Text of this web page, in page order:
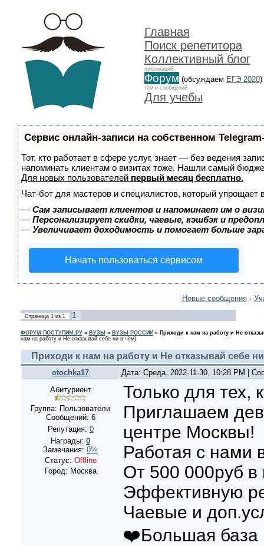
Главная
Поиск репетитора
Коллективный блог
публикаций
Форум (обсуждаем ЕГЭ 2020)
тем и сообщений
Для учебы
Сервис онлайн-записи на собственном
Тот, кто работает в сфере услуг, знает — без ведения
напоминать клиентам о визитах тоже. Нашли самый
Для новых пользователей первый месяц бесплатно.
Чат-бот для мастеров и специалистов, который упрощает
— Сам записывает клиентов и напоминает им о
— Персонализирует скидки, чаевые, кэшбэк и
— Увеличивает доходимость и помогает больше
Начать пользоваться сервисом
Новые сообщения·
Страница 1из 1 1
ФОРУМ ПОСТУПИМ.РУ» ВУЗЫ » ВУЗЫ РОССИИ » Приходи к нам на работу и Не
нам на работу и Не отказывай себе ни в чём)
Приходи к нам на работу и Не отказывай себе
otochka17
Дата: Среда, 2022-11-30, 10:28 PM |
Абитуриент
Группа: Пользователи
Сообщений: 6
Репутация: 0
Награды: 0
Замечания: 0%
Статус: Offline
Город: Москва
Только для тех,
Приглашаем
центре Москвы!
Работая с нами
От 500 000руб
Эффективную
Чаевые и
❤️Большая база